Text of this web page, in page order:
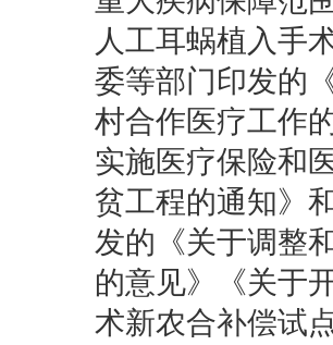
人工耳蜗植入手
委等部门印发的
村合作医疗工作
实施医疗保险和
贫工程的通知》
发的《关于调整
的意见》《关于
术新农合补偿试